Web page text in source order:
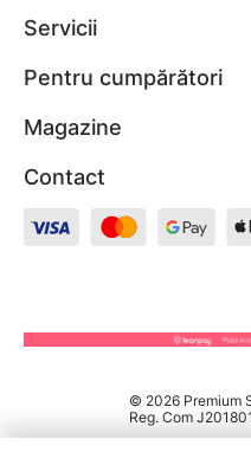
Servicii
Pentru cumpărători
Magazine
Contact
© 2026 Premium
Reg. Com